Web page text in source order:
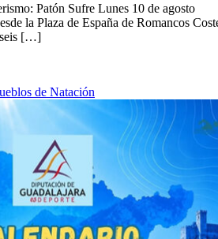
Patón Sufre Lunes 10 de agosto
la Plaza de España de Romancos
seis […]
de Natación